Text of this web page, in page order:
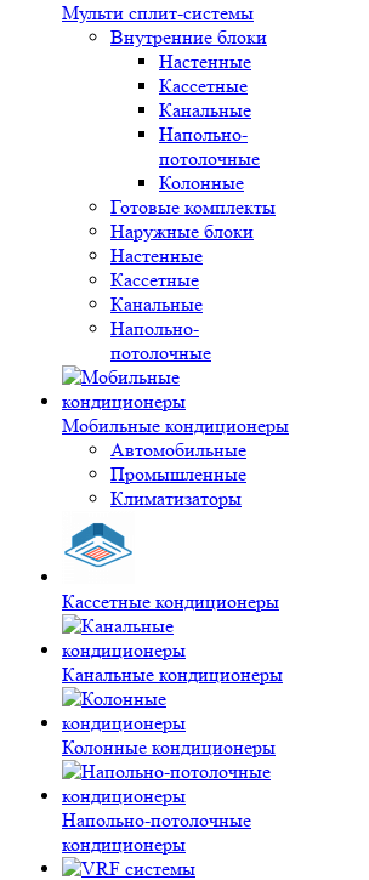
Мульти сплит-системы
Внутренние блоки
Настенные
Кассетные
Канальные
Напольно-
потолочные
Колонные
Готовые комплекты
Наружные блоки
Настенные
Кассетные
Канальные
Напольно-
потолочные
Мобильные кондиционеры
Автомобильные
Промышленные
Климатизаторы
Кассетные кондиционеры
Канальные кондиционеры
Колонные кондиционеры
Напольно-потолочные
кондиционеры